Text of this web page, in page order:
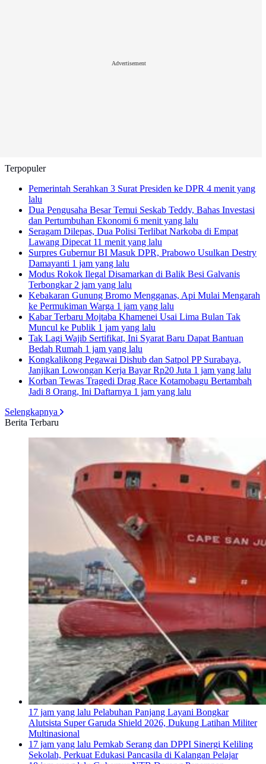
Advertisement
Terpopuler
Pemerintah Serahkan 3 Surat Presiden ke DPR 4 menit yang
lalu
Dua Pengusaha Besar Temui Seskab Teddy, Bahas Investasi
dan Pertumbuhan Ekonomi 6 menit yang lalu
Seragam Dilepas, Dua Polisi Terlibat Narkoba di Empat
Lawang Dipecat 11 menit yang lalu
Surpres Gubernur BI Masuk DPR, Prabowo Usulkan Destry
Damayanti 1 jam yang lalu
Modus Rokok Ilegal Disamarkan di Balik Besi Galvanis
Terbongkar 2 jam yang lalu
Kebakaran Gunung Bromo Mengganas, Api Mulai Mengarah
ke Permukiman Warga 1 jam yang lalu
Kabar Terbaru Mojtaba Khamenei Usai Lima Bulan Tak
Muncul ke Publik 1 jam yang lalu
Tak Lagi Wajib Sertifikat, Ini Syarat Baru Dapat Bantuan
Bedah Rumah 1 jam yang lalu
Kongkalikong Pegawai Dishub dan Satpol PP Surabaya,
Janjikan Lowongan Kerja Bayar Rp20 Juta 1 jam yang lalu
Korban Tewas Tragedi Drag Race Kotamobagu Bertambah
Jadi 8 Orang, Ini Daftarnya 1 jam yang lalu
Selengkapnya
Berita Terbaru
17 jam yang lalu Pelabuhan Panjang Layani Bongkar
Alutsista Super Garuda Shield 2026, Dukung Latihan Militer
Multinasional
17 jam yang lalu Pemkab Serang dan DPPI Sinergi Keliling
Sekolah, Perkuat Edukasi Pancasila di Kalangan Pelajar